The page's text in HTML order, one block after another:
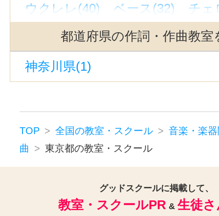
ウクレレ(40)
ベース(32)
チェ
ハープ(2)
ウッドベース(12)
ピアノ(53)
ジャズピアノ(19)
キーボード・鍵盤(25)
ドラム(39)
和太鼓(18)
パーカッション(15)
オカリナ
ハーモニカ(12)
トロンボーン
チューバ(12)
フルート(41)
サ
トランペット(38)
クラリネッ
声楽(2)
ゴスペル(14)
ジャズ
都道府県の作詞・作曲教室
神奈川県(1)
TOP 全国の教室・スクール
音楽・楽
曲
東京都の教室・スクール
グッドスクールに掲載して、
教室・スクールPR & 生徒